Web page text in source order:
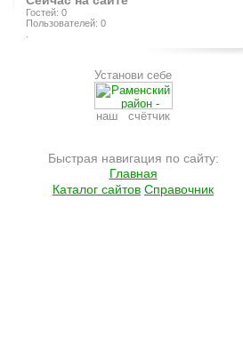
Гостей: 0
Пользователей: 0
Установи себе
наш счётчик
Быстрая навигация по сайту:
Главная
Каталог сайтов Справочник